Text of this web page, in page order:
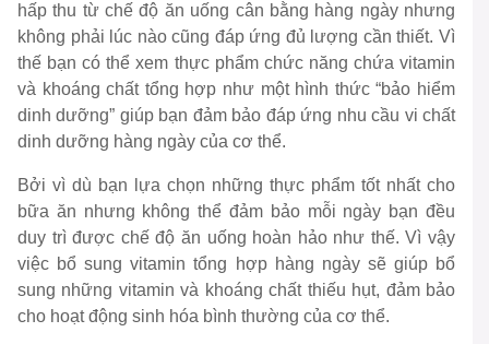
hấp thu từ chế độ ăn uống cân bằng hàng ngày nhưng
không phải lúc nào cũng đáp ứng đủ lượng cần thiết. Vì
thế bạn có thể xem thực phẩm chức năng chứa vitamin
và khoáng chất tổng hợp như một hình thức “bảo hiểm
dinh dưỡng” giúp bạn đảm bảo đáp ứng nhu cầu vi chất
dinh dưỡng hàng ngày của cơ thể.
Bởi vì dù bạn lựa chọn những thực phẩm tốt nhất cho
bữa ăn nhưng không thể đảm bảo mỗi ngày bạn đều
duy trì được chế độ ăn uống hoàn hảo như thế. Vì vậy
việc bổ sung vitamin tổng hợp hàng ngày sẽ giúp bổ
sung những vitamin và khoáng chất thiếu hụt, đảm bảo
cho hoạt động sinh hóa bình thường của cơ thể.